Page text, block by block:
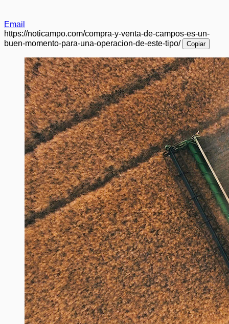
Email
https://noticampo.com/compra-y-venta-de-campos-es-un-
buen-momento-para-una-operacion-de-este-tipo/
Copiar